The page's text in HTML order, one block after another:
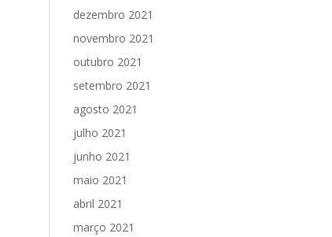
dezembro 2021
novembro 2021
outubro 2021
setembro 2021
agosto 2021
julho 2021
junho 2021
maio 2021
abril 2021
março 2021